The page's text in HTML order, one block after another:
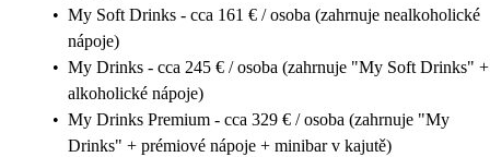
• My Soft Drinks - cca 161 € / osoba (zahrnuje nealkoholické
nápoje)
• My Drinks - cca 245 € / osoba (zahrnuje "My Soft Drinks" +
alkoholické nápoje)
• My Drinks Premium - cca 329 € / osoba (zahrnuje "My
Drinks" + prémiové nápoje + minibar v kajutě)